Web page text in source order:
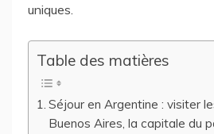
uniques.
Table des matières
Séjour en Argentine : visiter
Buenos Aires, la capitale du